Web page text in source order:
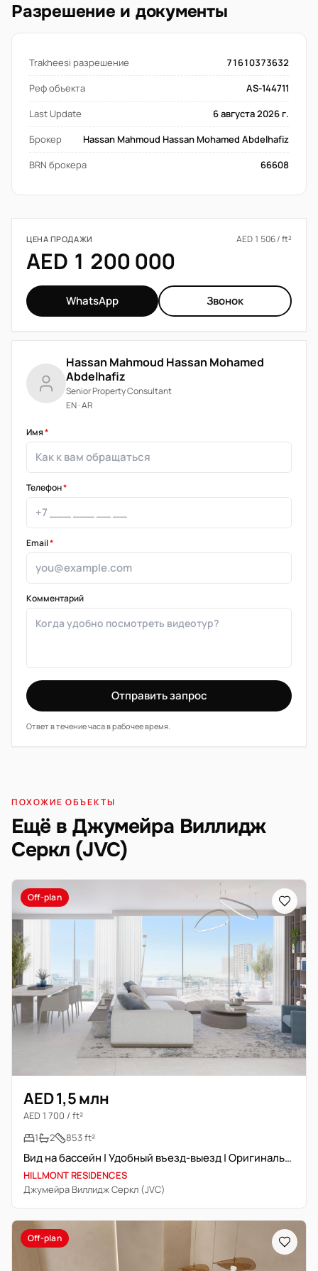
Разрешение и документы
Trakheesi разрешение
71610373632
Реф объекта
AS-144711
Last Update
6 августа 2026 г.
Брокер
Hassan Mahmoud Hassan Mohamed Abdelhafiz
BRN брокера
66608
ЦЕНА ПРОДАЖИ AED 1 506 / ft²
AED 1 200 000
WhatsApp Звонок
Hassan Mahmoud Hassan Mohamed
Abdelhafiz
Senior Property Consultant
EN · AR
Имя*
Телефон*
Email*
Комментарий
Отправить запрос
Ответ в течение часа в рабочее время.
ПОХОЖИЕ ОБЪЕКТЫ
Ещё в Джумейра Виллидж
Серкл (JVC)
Off-plan
AED 1,5 млн
AED 1 700 / ft²
1
2 853 ft²
Вид на бассейн | Удобный въезд-выезд | Оригинальная перепродажа
HILLMONT RESIDENCES
Джумейра Виллидж Серкл (JVC)
Off-plan